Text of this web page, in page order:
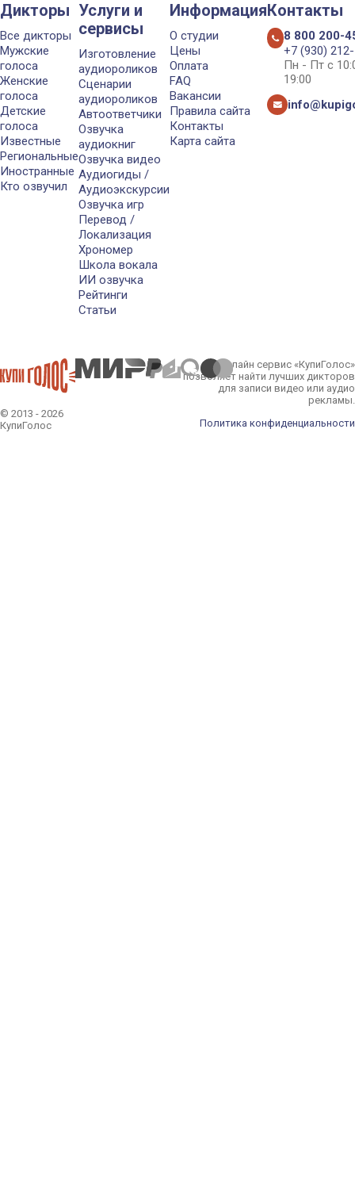
Дикторы
Все дикторы
Мужские
голоса
Женские
голоса
Детские
голоса
Известные
Региональные
Иностранные
Кто озвучил
Услуги и
сервисы
Изготовление
аудиороликов
Сценарии
аудиороликов
Автоответчики
Озвучка
аудиокниг
Озвучка видео
Аудиогиды /
Аудиоэкскурсии
Озвучка игр
Перевод /
Локализация
Хрономер
Школа вокала
ИИ озвучка
Рейтинги
Статьи
Информация
О студии
Цены
Оплата
FAQ
Вакансии
Правила сайта
Контакты
Карта сайта
Контакты
8 800 200-
+7 (930)
Пн - Пт с
19:00
© 2013 - 2026
КупиГолос
Онлайн сервис «КупиГолос»
позволяет найти лучших дикторов
для записи видео или аудио
рекламы.
Политика конфиденциальности